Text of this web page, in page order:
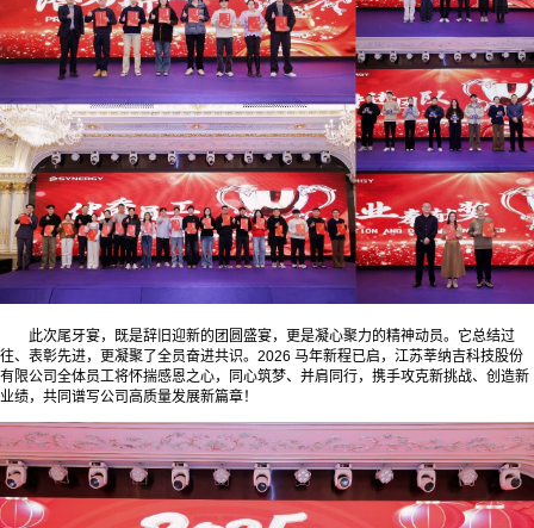
此次尾牙宴，既是辞旧迎新的团圆盛宴，更是凝心聚力的精神动员。它总结过
往、表彰先进，更凝聚了全员奋进共识。2026 马年新程已启，江苏莘纳吉科技股份
有限公司全体员工将怀揣感恩之心，同心筑梦、并肩同行，携手攻克新挑战、创造新
业绩，共同谱写公司高质量发展新篇章！